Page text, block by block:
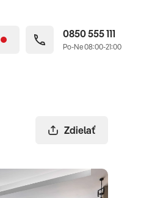
0850 555 111
Po-Ne 08:00-21:00
Zdielať